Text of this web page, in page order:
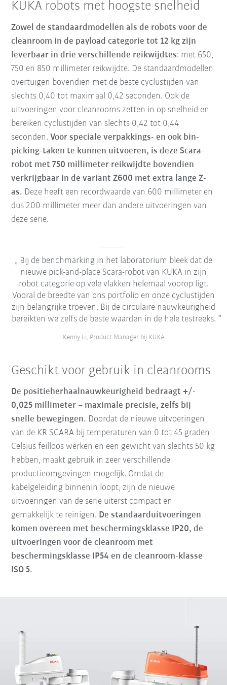
KUKA robots met hoogste snelheid
Zowel de standaardmodellen als de robots voor de
cleanroom in de payload categorie tot 12 kg zijn
leverbaar in drie verschillende reikwijdtes: met 650,
750 en 850 millimeter reikwijdte. De standaardmodellen
overtuigen bovendien met de beste cyclustijden van
slechts 0,40 tot maximaal 0,42 seconden. Ook de
uitvoeringen voor cleanrooms zetten in op snelheid en
bereiken cyclustijden van slechts 0,42 tot 0,44
seconden.Voor speciale verpakkings- en ook bin-
picking-taken te kunnen uitvoeren, is deze Scara-
robot met 750 millimeter reikwijdte bovendien
verkrijgbaar in de variant Z600 met extra lange Z-
as. Deze heeft een recordwaarde van 600 millimeter en
dus 200 millimeter meer dan andere uitvoeringen van
deze serie.
Bij de benchmarking in het laboratorium bleek dat de
nieuwe pick-and-place Scara-robot van KUKA in zijn
robot categorie op vele vlakken helemaal voorop ligt.
Vooral de breedte van ons portfolio en onze cyclustijden
zijn belangrijke troeven. Bij de circulaire nauwkeurigheid
bereikten we zelfs de beste waarden in de hele testreeks.
Kenny Li, Product Manager bij KUKA
Geschikt voor gebruik in cleanrooms
De positieherhaalnauwkeurigheid bedraagt +/-
0,025 millimeter – maximale precisie, zelfs bij
snelle bewegingen. Doordat de nieuwe uitvoeringen
van de KR SCARA bij temperaturen van 0 tot 45 graden
Celsius feilloos werken en een gewicht van slechts 50 kg
hebben, maakt gebruik in zeer verschillende
productieomgevingen mogelijk. Omdat de
kabelgeleiding binnenin loopt, zijn de nieuwe
uitvoeringen van de serie uiterst compact en
gemakkelijk te reinigen. De standaarduitvoeringen
komen overeen met beschermingsklasse IP20, de
uitvoeringen voor de cleanroom met
beschermingsklasse IP54 en de cleanroom-klasse
ISO 5.